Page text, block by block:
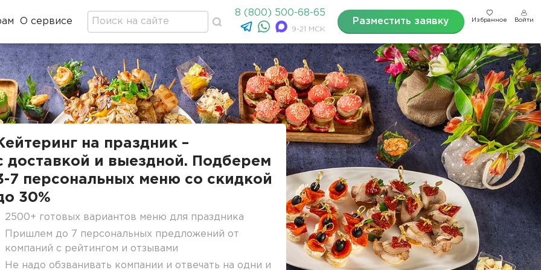
О сервисе
8 (800) 500-68-65
9-21 МСК
Разместить заявку Избранное Войти
на праздник –
доставкой и выездной. Подберем
7 персональных меню со скидкой
30%
2500+ готовых вариантов меню для праздника
Пришлем до 7 персональных предложений от
компаний с рейтингом и отзывами
Не надо обзванивать компании и отвечать на одни и